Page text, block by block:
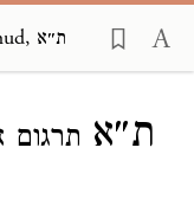
A Dictionary of the Talmud, ת״א
ת״א תרגום